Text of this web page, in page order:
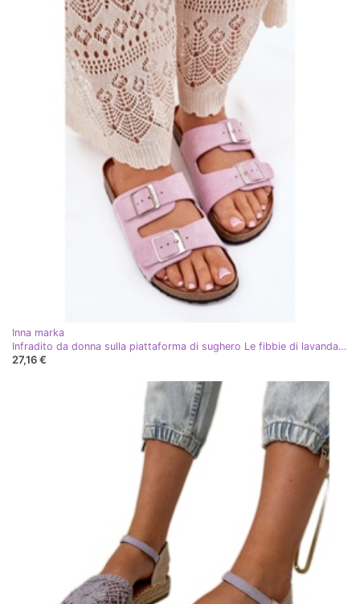
Inna marka
Infradito da donna sulla piattaforma di sughero Le fibbie di lavanda viola
27,16 €